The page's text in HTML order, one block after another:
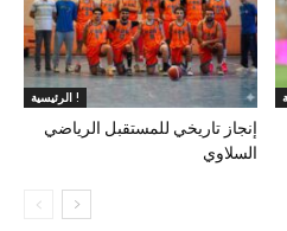
الرئيسية !
إنجاز تاريخي للمستقبل الرياضي
السلاوي